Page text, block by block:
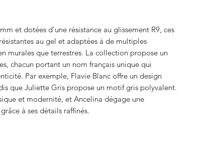
et dotées d'une résistance au glissement R9, ces
au gel et adaptées à de multiples
murales que terrestres. La collection propose un
chacun portant un nom français unique qui
Par exemple, Flavie Blanc offre un design
que Juliette Gris propose un motif gris polyvalent.
et modernité, et Ancelina dégage une
à ses détails raffinés.